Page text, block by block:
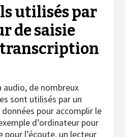
utilisés par
de saisie
audio, de nombreux
sont utilisés par un
pour accomplir le
d’ordinateur pour
pour l’écoute, un lecteur